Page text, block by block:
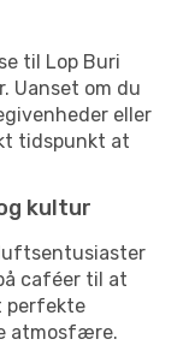
til Lop Buri
Uanset om du
eller
tidspunkt at
kultur
caféer til at
perfekte
atmosfære.